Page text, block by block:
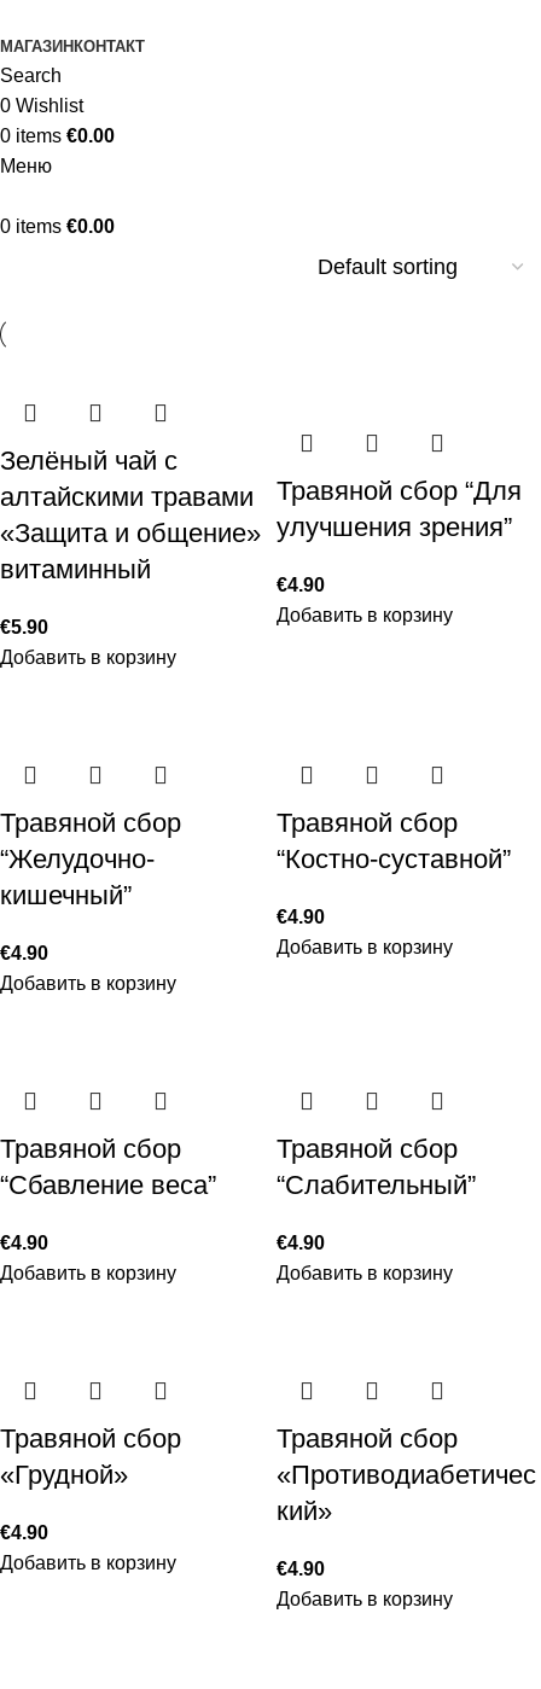
МАГАЗИН КОНТАКТ
Search
0 Wishlist
0 items €0.00
Меню
0 items €0.00
Зелёный чай с
алтайскими травами
«Защита и общение»
витаминный
€5.90
Добавить в корзину
Травяной сбор “Для
улучшения зрения”
€4.90
Добавить в корзину
Травяной сбор
“Желудочно-
кишечный”
€4.90
Добавить в корзину
Травяной сбор
“Костно-суставной”
€4.90
Добавить в корзину
Травяной сбор
“Сбавление веса”
€4.90
Добавить в корзину
Травяной сбор
“Слабительный”
€4.90
Добавить в корзину
Травяной сбор
«Грудной»
€4.90
Добавить в корзину
Травяной сбор
«Противодиабетичес
кий»
€4.90
Добавить в корзину